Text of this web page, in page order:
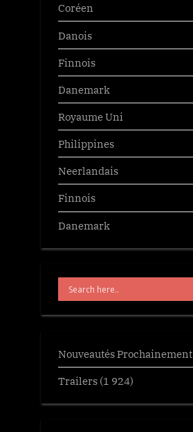
Coréen
Danois
Finnois
Danemark
Royaume Uni
Philippines
Neerlandais
Finnois
Danemark
Nouveautés Prochainement
Trailers (1 924)